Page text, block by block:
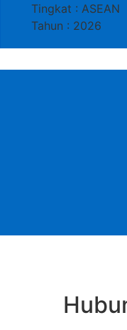
Tingkat : ASEAN
Tahun : 2026